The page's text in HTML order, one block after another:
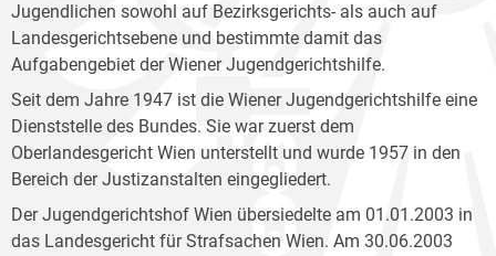
Jugendlichen sowohl auf Bezirksgerichts- als auch auf
Landesgerichtsebene und bestimmte damit das
Aufgabengebiet der Wiener Jugendgerichtshilfe.
Seit dem Jahre 1947 ist die Wiener Jugendgerichtshilfe eine
Dienststelle des Bundes. Sie war zuerst dem
Oberlandesgericht Wien unterstellt und wurde 1957 in den
Bereich der Justizanstalten eingegliedert.
Der Jugendgerichtshof Wien übersiedelte am 01.01.2003 in
das Landesgericht für Strafsachen Wien. Am 30.06.2003